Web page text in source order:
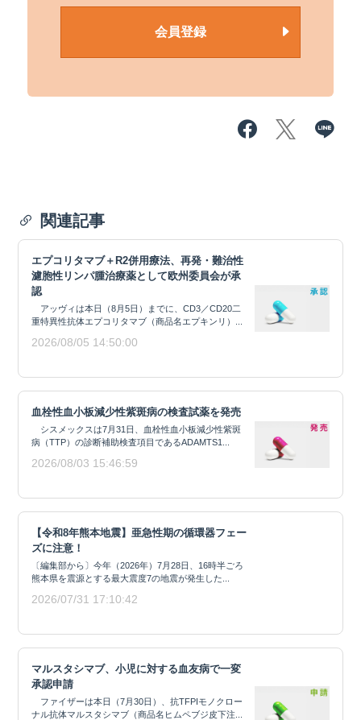
会員登録
関連記事
エプコリタマブ＋R2併用療法、再発・難治性
濾胞性リンパ腫治療薬として欧州委員会が承
認
アッヴィは本日（8月5日）までに、CD3／CD20二
重特異性抗体エプコリタマブ（商品名エプキンリ）...
2026/08/05 14:50:00
血栓性血小板減少性紫斑病の検査試薬を発売
シスメックスは7月31日、血栓性血小板減少性紫斑
病（TTP）の診断補助検査項目であるADAMTS1...
2026/08/03 15:46:59
【令和8年熊本地震】亜急性期の循環器フェー
ズに注意！
〔編集部から〕今年（2026年）7月28日、16時半ごろ
熊本県を震源とする最大震度7の地震が発生した...
2026/07/31 17:10:42
マルスタシマブ、小児に対する血友病で一変
承認申請
ファイザーは本日（7月30日）、抗TFPIモノクロー
ナル抗体マルスタシマブ（商品名ヒムペブジ皮下注...